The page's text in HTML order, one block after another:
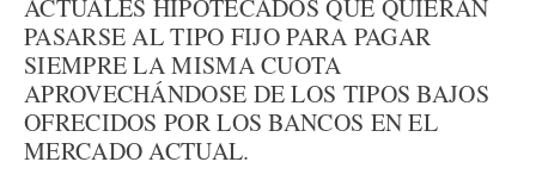
ACTUALES HIPOTECADOS QUE QUIERAN
PASARSE AL TIPO FIJO PARA PAGAR
SIEMPRE LA MISMA CUOTA
APROVECHÁNDOSE DE LOS TIPOS BAJOS
OFRECIDOS POR LOS BANCOS EN EL
MERCADO ACTUAL.